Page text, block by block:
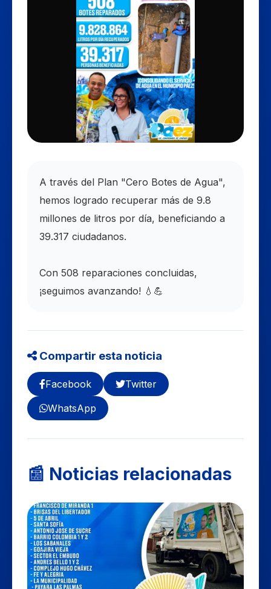
​A través del Plan "Cero Botes de Agua",
hemos logrado recuperar más de 9.8
millones de litros por día, beneficiando a
39.317 ciudadanos.
​Con 508 reparaciones concluidas,
¡seguimos avanzando! 💧💪
Compartir esta noticia
Facebook
Twitter
WhatsApp
📰 Noticias relacionadas